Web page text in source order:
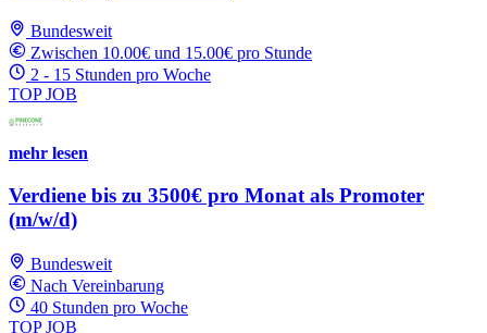
Bundesweit
Zwischen 10.00€ und 15.00€ pro Stunde
2 - 15 Stunden pro Woche
TOP JOB
mehr lesen
Verdiene bis zu 3500€ pro Monat als Promoter
(m/w/d)
Bundesweit
Nach Vereinbarung
40 Stunden pro Woche
TOP JOB